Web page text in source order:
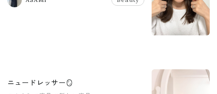
ニュードレッサー🪞